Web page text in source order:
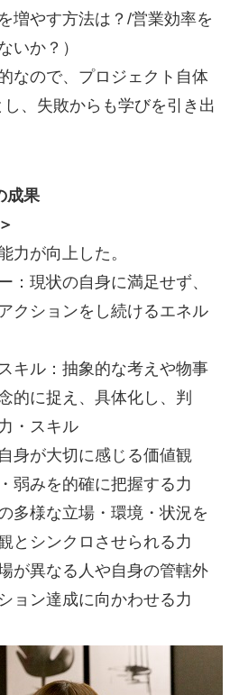
増やす方法は？/営業効率を
いか？）
なので、プロジェクト自体
、失敗からも学びを引き出
成果
力が向上した。
：現状の自身に満足せず、
クションをし続けるエネル
キル：抽象的な考えや物事
的に捉え、具体化し、判
・スキル
身が大切に感じる価値観
弱みを的確に把握する力
多様な立場・環境・状況を
とシンクロさせられる力
が異なる人や自身の管轄外
ョン達成に向かわせる力